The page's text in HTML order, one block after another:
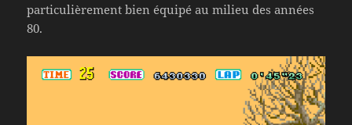
particulièrement bien équipé au milieu des années
80.